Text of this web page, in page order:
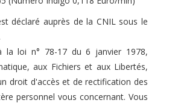
déclaré auprès de la CNIL sous le
la loi n° 78-17 du 6 janvier 1978,
aux Fichiers et aux Libertés,
droit d'accès et de rectification des
personnel vous concernant. Vous